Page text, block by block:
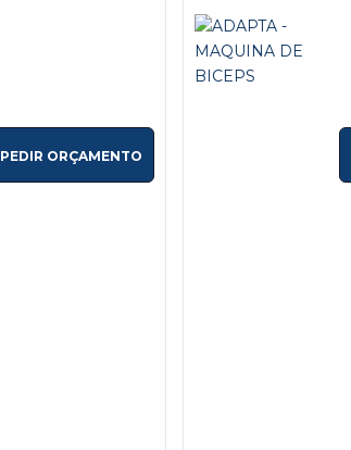
PEDIR ORÇAMENTO